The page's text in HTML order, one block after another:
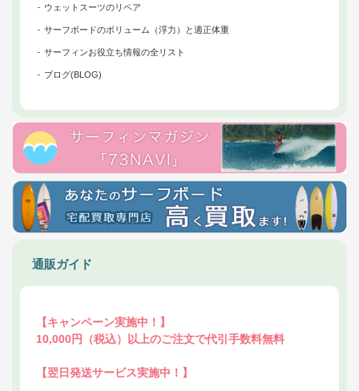
ウェットスーツのリペア
サーフボードのボリューム（浮力）と適正体重
サーフィンお役立ち情報の全リスト
ブログ(BLOG)
通販ガイド
【キャンペーン実施中！】
10,000円（税込）以上のご注文で代引手数料無料
【翌日発送サービス実施中！】